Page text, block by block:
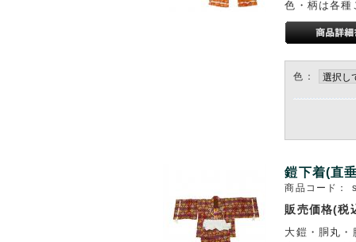
色・柄は各種
色：
鎧下着(直
商品コード：
販売価格(税
大鎧・胴丸・